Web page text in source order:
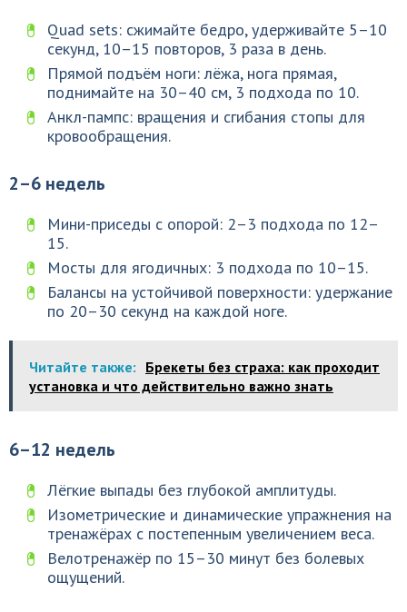
Quad sets: сжимайте бедро, удерживайте 5–10
секунд, 10–15 повторов, 3 раза в день.
Прямой подъём ноги: лёжа, нога прямая,
поднимайте на 30–40 см, 3 подхода по 10.
Анкл-пампс: вращения и сгибания стопы для
кровообращения.
2–6 недель
Мини-приседы с опорой: 2–3 подхода по 12–
15.
Мосты для ягодичных: 3 подхода по 10–15.
Балансы на устойчивой поверхности: удержание
по 20–30 секунд на каждой ноге.
Читайте также: Брекеты без страха: как проходит
установка и что действительно важно знать
6–12 недель
Лёгкие выпады без глубокой амплитуды.
Изометрические и динамические упражнения на
тренажёрах с постепенным увеличением веса.
Велотренажёр по 15–30 минут без болевых
ощущений.